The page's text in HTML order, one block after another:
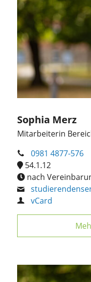
Sophia Merz
Mitarbeiterin
0981 4877-576
54.1.12
nach
vCard